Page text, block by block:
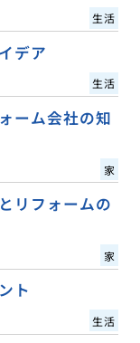
生活
デア
生活
ーム会社の知
家
リフォームの
家
ト
生活